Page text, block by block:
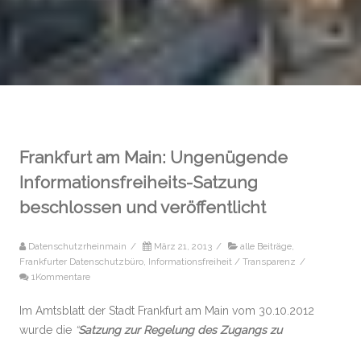
Frankfurt am Main: Ungenügende
Informationsfreiheits-Satzung
beschlossen und veröffentlicht
Datenschutzrheinmain / März 21, 2013 / alle Beiträge,
Frankfurter Datenschutzbüro, Informationsfreiheit / Transparenz /
1Kommentare
Im Amtsblatt der Stadt Frankfurt am Main vom 30.10.2012
wurde die “Satzung zur Regelung des Zugangs zu